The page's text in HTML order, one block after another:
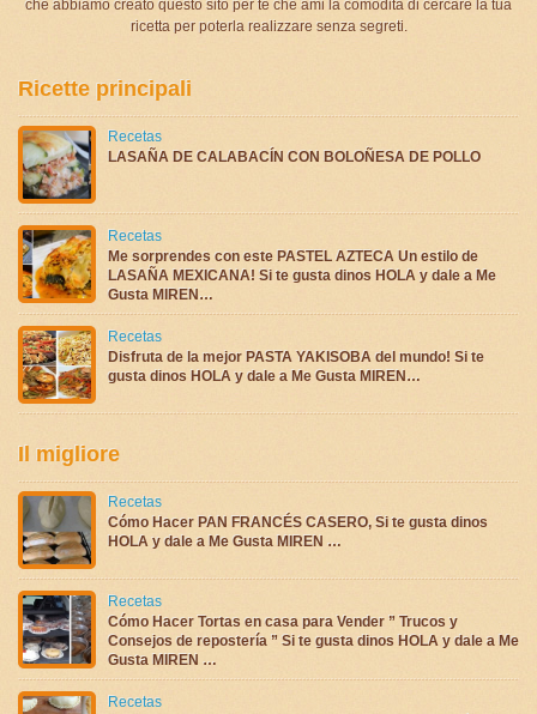
che abbiamo creato questo sito per te che ami la comodità di cercare la tua
ricetta per poterla realizzare senza segreti.
Ricette principali
Recetas
LASAÑA DE CALABACÍN CON BOLOÑESA DE POLLO
Recetas
Me sorprendes con este PASTEL AZTECA Un estilo de
LASAÑA MEXICANA! Si te gusta dinos HOLA y dale a Me
Gusta MIREN…
Recetas
Disfruta de la mejor PASTA YAKISOBA del mundo! Si te
gusta dinos HOLA y dale a Me Gusta MIREN…
Il migliore
Recetas
Cómo Hacer PAN FRANCÉS CASERO, Si te gusta dinos
HOLA y dale a Me Gusta MIREN …
Recetas
Cómo Hacer Tortas en casa para Vender ” Trucos y
Consejos de repostería ” Si te gusta dinos HOLA y dale a Me
Gusta MIREN …
Recetas